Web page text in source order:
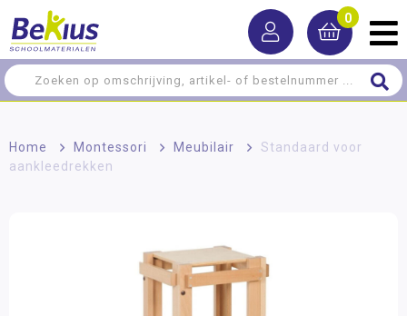
0
Home > Montessori > Meubilair >
Standaard voor
aankleedrekken